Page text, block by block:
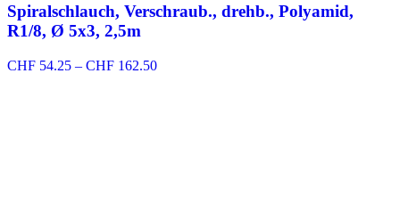
Spiralschlauch, Verschraub., drehb., Polyamid,
R1/8, Ø 5x3, 2,5m
CHF 54.25 – CHF 162.50Preisspanne: